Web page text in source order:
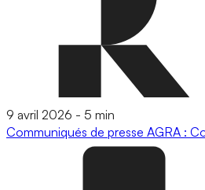
9 avril 2026 - 5 min
Communiqués de presse AGRA :